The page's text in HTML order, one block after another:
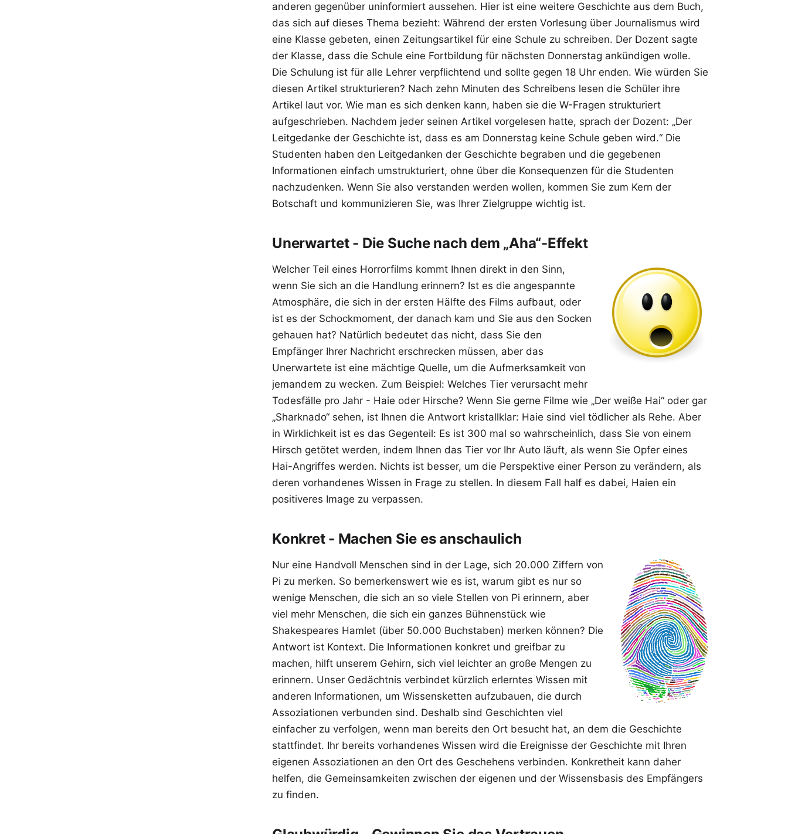
anderen gegenüber uninformiert aussehen. Hier ist eine weitere Geschichte aus dem Buch,
das sich auf dieses Thema bezieht: Während der ersten Vorlesung über Journalismus wird
eine Klasse gebeten, einen Zeitungsartikel für eine Schule zu schreiben. Der Dozent sagte
der Klasse, dass die Schule eine Fortbildung für nächsten Donnerstag ankündigen wolle.
Die Schulung ist für alle Lehrer verpflichtend und sollte gegen 18 Uhr enden. Wie würden Sie
diesen Artikel strukturieren? Nach zehn Minuten des Schreibens lesen die Schüler ihre
Artikel laut vor. Wie man es sich denken kann, haben sie die W-Fragen strukturiert
aufgeschrieben. Nachdem jeder seinen Artikel vorgelesen hatte, sprach der Dozent: „Der
Leitgedanke der Geschichte ist, dass es am Donnerstag keine Schule geben wird.“ Die
Studenten haben den Leitgedanken der Geschichte begraben und die gegebenen
Informationen einfach umstrukturiert, ohne über die Konsequenzen für die Studenten
nachzudenken. Wenn Sie also verstanden werden wollen, kommen Sie zum Kern der
Botschaft und kommunizieren Sie, was Ihrer Zielgruppe wichtig ist.
Unerwartet - Die Suche nach dem „Aha“-Effekt
Welcher Teil eines Horrorfilms kommt Ihnen direkt in den Sinn,
wenn Sie sich an die Handlung erinnern? Ist es die angespannte
Atmosphäre, die sich in der ersten Hälfte des Films aufbaut, oder
ist es der Schockmoment, der danach kam und Sie aus den Socken
gehauen hat? Natürlich bedeutet das nicht, dass Sie den
Empfänger Ihrer Nachricht erschrecken müssen, aber das
Unerwartete ist eine mächtige Quelle, um die Aufmerksamkeit von
jemandem zu wecken. Zum Beispiel: Welches Tier verursacht mehr
Todesfälle pro Jahr - Haie oder Hirsche? Wenn Sie gerne Filme wie „Der weiße Hai“ oder gar
„Sharknado“ sehen, ist Ihnen die Antwort kristallklar: Haie sind viel tödlicher als Rehe. Aber
in Wirklichkeit ist es das Gegenteil: Es ist 300 mal so wahrscheinlich, dass Sie von einem
Hirsch getötet werden, indem Ihnen das Tier vor Ihr Auto läuft, als wenn Sie Opfer eines
Hai-Angriffes werden. Nichts ist besser, um die Perspektive einer Person zu verändern, als
deren vorhandenes Wissen in Frage zu stellen. In diesem Fall half es dabei, Haien ein
positiveres Image zu verpassen.
Konkret - Machen Sie es anschaulich
Nur eine Handvoll Menschen sind in der Lage, sich 20.000 Ziffern von
Pi zu merken. So bemerkenswert wie es ist, warum gibt es nur so
wenige Menschen, die sich an so viele Stellen von Pi erinnern, aber
viel mehr Menschen, die sich ein ganzes Bühnenstück wie
Shakespeares Hamlet (über 50.000 Buchstaben) merken können? Die
Antwort ist Kontext. Die Informationen konkret und greifbar zu
machen, hilft unserem Gehirn, sich viel leichter an große Mengen zu
erinnern. Unser Gedächtnis verbindet kürzlich erlerntes Wissen mit
anderen Informationen, um Wissensketten aufzubauen, die durch
Assoziationen verbunden sind. Deshalb sind Geschichten viel
einfacher zu verfolgen, wenn man bereits den Ort besucht hat, an dem die Geschichte
stattfindet. Ihr bereits vorhandenes Wissen wird die Ereignisse der Geschichte mit Ihren
eigenen Assoziationen an den Ort des Geschehens verbinden. Konkretheit kann daher
helfen, die Gemeinsamkeiten zwischen der eigenen und der Wissensbasis des Empfängers
zu finden.